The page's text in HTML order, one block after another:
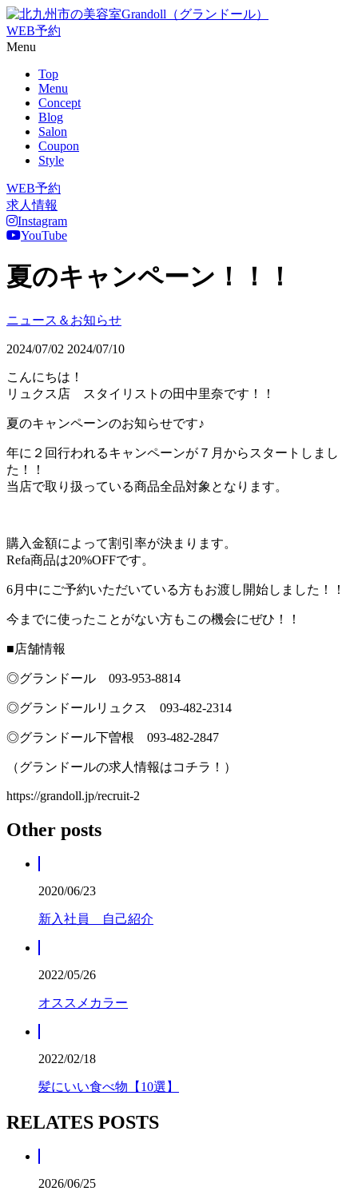
WEB予約
Menu
Top
Menu
Concept
Blog
Salon
Coupon
Style
WEB予約
求人情報
Instagram
YouTube
夏のキャンペーン！！！
ニュース＆お知らせ
2024/07/02 2024/07/10
こんにちは！
リュクス店 スタイリストの田中里奈です！！
夏のキャンペーンのお知らせです♪
年に２回行われるキャンペーンが７月からスタートしまし
た！！
当店で取り扱っている商品全品対象となります。
購入金額によって割引率が決まります。
Refa商品は20%OFFです。
6月中にご予約いただいている方もお渡し開始しました！！
今までに使ったことがない方もこの機会にぜひ！！
■店舗情報
◎グランドール 093‐953‐8814
◎グランドールリュクス 093‐482‐2314
◎グランドール下曽根 093-482-2847
（グランドールの求人情報はコチラ！）
https://grandoll.jp/recruit-2
Other posts
2020/06/23
新入社員 自己紹介
2022/05/26
オススメカラー
2022/02/18
髪にいい食べ物【10選】
RELATES POSTS
2026/06/25